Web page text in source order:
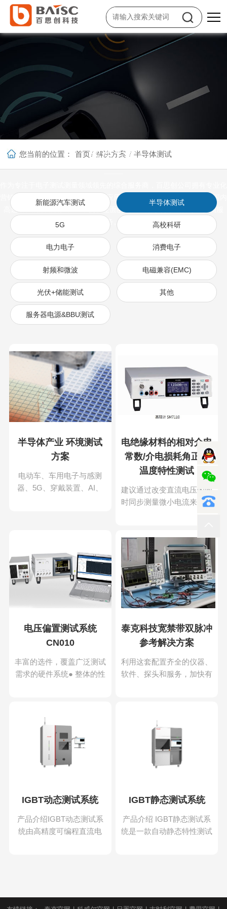
解决方案
营销及技术服务团队，凭借着多年应用集成行业服务经验，主要面向国内
高速增长的战略新兴产业，提供全面的测试应用系统集成和专业咨询服
务。
您当前的位置： 首页/ 解决方案 / 半导体测试
新能源汽车测试 半导体测试
5G 高校科研
电力电子 消费电子
射频和微波 电磁兼容(EMC)
光伏+储能测试 其他
服务器电源&BBU测试
半导体产业 环境测试
方案
电动车、车用电子与感测
器、5G、穿戴装置、AI、
电绝缘材料的相对介电
常数/介电损耗角正切
温度特性测试
建议通过改变直流电压的同
时同步测量微小电流来评估
电压偏置测试系统
CN010
丰富的选件，覆盖广泛测试
需求的硬件系统● 整体的性
泰克科技宽禁带双脉冲
参考解决方案
利用这套配置齐全的仪器、
软件、探头和服务，加快有
IGBT动态测试系统
产品介绍IGBT动态测试系
统由高精度可编程直流电
IGBT静态测试系统
产品介绍 IGBT静态测试系
统是一款自动静态特性测试